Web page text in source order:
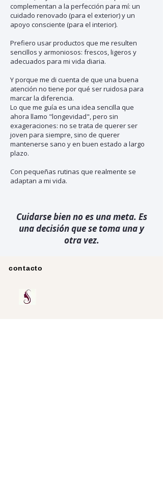
complementan a la perfección para mí: un
cuidado renovado (para el exterior) y un
apoyo consciente (para el interior).
Prefiero usar productos que me resulten
sencillos y armoniosos: frescos, ligeros y
adecuados para mi vida diaria.
Y porque me di cuenta de que una buena
atención no tiene por qué ser ruidosa para
marcar la diferencia.
Lo que me guía es una idea sencilla que
ahora llamo "longevidad", pero sin
exageraciones: no se trata de querer ser
joven para siempre, sino de querer
mantenerse sano y en buen estado a largo
plazo.
Con pequeñas rutinas que realmente se
adaptan a mi vida.
Cuidarse bien no es una meta. Es
una decisión que se toma una y
otra vez.
contacto